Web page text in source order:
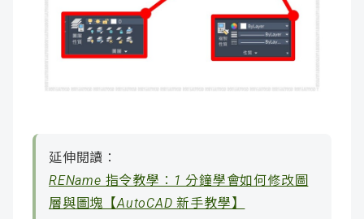
延伸閱讀：
REName 指令教學：1 分鐘學會如何修改圖
層與圖塊【AutoCAD 新手教學】